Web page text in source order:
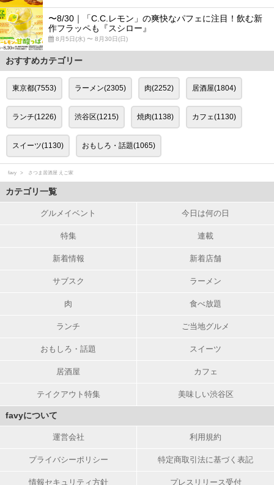
〜8/30｜「C.C.レモン」の爽快なパフェに注目！飲む新
作フラッペも『スシロー』
8月5日(水) 〜 8月30日(日)
おすすめカテゴリー
東京都(7553) ラーメン(2305) 肉(2252) 居酒屋(1804)
ランチ(1226) 渋谷区(1215) 焼肉(1138) カフェ(1130)
スイーツ(1130) おもしろ・話題(1065)
favy さつま居酒屋 えご家
カテゴリ一覧
グルメイベント 今日は何の日
特集 連載
新着情報 新着店舗
サブスク ラーメン
肉 食べ放題
ランチ ご当地グルメ
おもしろ・話題 スイーツ
居酒屋 カフェ
テイクアウト特集 美味しい渋谷区
favyについて
運営会社 利用規約
プライバシーポリシー 特定商取引法に基づく表記
情報セキュリティ方針 プレスリリース受付